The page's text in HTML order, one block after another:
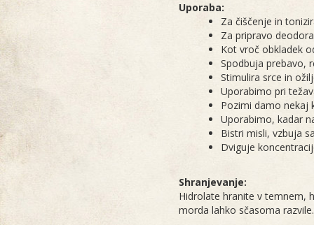
Uporaba:
Za čiščenje in
Za pripravo
Kot vroč obkladek
Spodbuja prebavo,
Stimulira srce in
Uporabimo pri
Pozimi damo nekaj
Uporabimo, kadar
Bistri misli, vzbuja
Dviguje
Shranjevanje:
Hidrolate hranite v temnem,
morda lahko sčasoma